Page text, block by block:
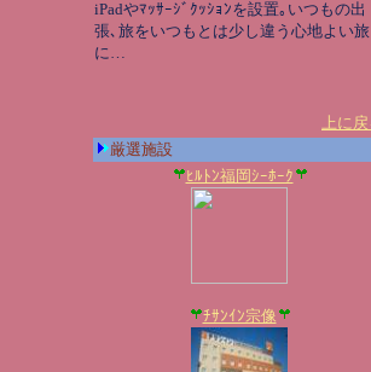
iPadやﾏｯｻｰｼﾞｸｯｼｮﾝを設置｡いつもの出
張､旅をいつもとは少し違う心地よい旅
に…
上に戻
厳選施設
ﾋﾙﾄﾝ福岡ｼｰﾎｰｸ
ﾁｻﾝｲﾝ宗像